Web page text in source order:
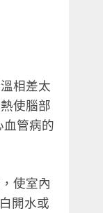
相差太
使腦部
血管病的
使室內
開水或